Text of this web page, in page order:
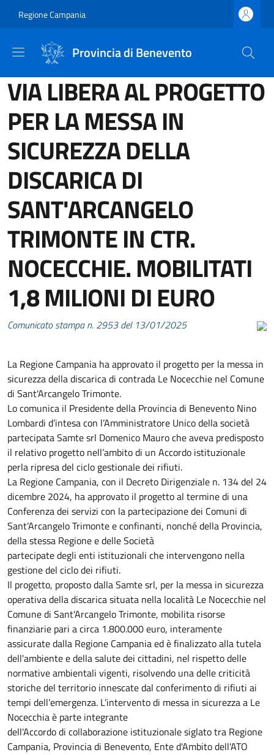
Regione Campania
Provincia di Benevento
VIA LIBERA AL PROGETTO
PER LA MESSA IN
SICUREZZA DELLA
DISCARICA DI
SANT'ARCANGELO
TRIMONTE IN CTR.
NOCECCHIE. MOBILITATI
1,8 MILIONI DI EURO
Comunicato stampa n. 2953 del 13/01/2025
La Regione Campania ha approvato il progetto per la messa in
sicurezza della discarica di contrada Le Nocecchie nel Comune
di Sant'Arcangelo Trimonte.
Lo comunica il Presidente della Provincia di Benevento Nino
Lombardi d’intesa con l’Amministratore Unico della società
partecipata Samte srl Domenico Mauro che aveva predisposto
il relativo progetto nell’ambito di un Accordo istituzionale
perla ripresa del ciclo gestionale dei rifiuti.
La Regione Campania, con il Decreto Dirigenziale n. 134 del 24
dicembre 2024, ha approvato il progetto al termine di una
Conferenza dei servizi con la partecipazione dei Comuni di
Sant’Arcangelo Trimonte e confinanti, nonché della Provincia,
della stessa Regione e delle Società
partecipate degli enti istituzionali che intervengono nella
gestione del ciclo dei rifiuti.
Il progetto, proposto dalla Samte srl, per la messa in sicurezza
operativa della discarica situata nella località Le Nocecchie nel
Comune di Sant'Arcangelo Trimonte, mobilita risorse
finanziarie pari a circa 1.800.000 euro, interamente
assicurate dalla Regione Campania ed è finalizzato alla tutela
dell'ambiente e della salute dei cittadini, nel rispetto delle
normative ambientali vigenti, risolvendo una delle criticità
storiche del territorio innescate dal conferimento di rifiuti ai
tempi dell’emergenza. L’intervento di messa in sicurezza a Le
Nocecchia è parte integrante
dell'Accordo di collaborazione istituzionale siglato tra Regione
Campania, Provincia di Benevento, Ente d'Ambito dell'ATO